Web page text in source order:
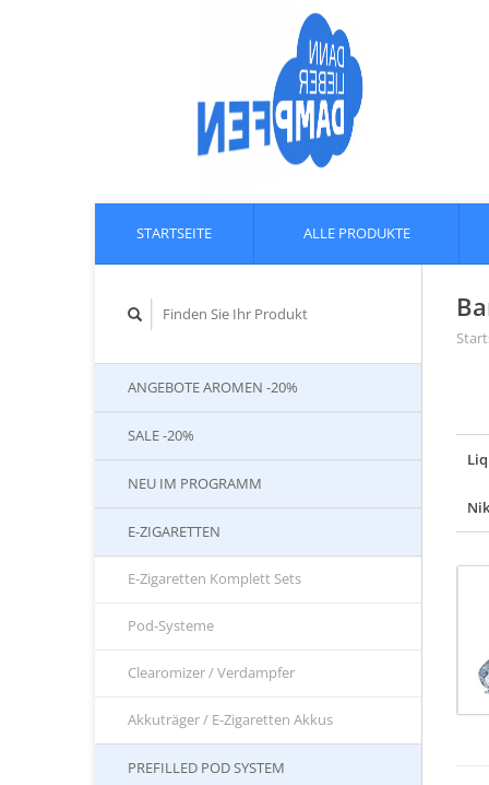
STARTSEITE ALLE PRODUKTE
ANGEBOTE AROMEN -20%
SALE -20%
NEU IM PROGRAMM
E-ZIGARETTEN
E-Zigaretten Komplett Sets
Pod-Systeme
Clearomizer / Verdampfer
Akkuträger / E-Zigaretten Akkus
PREFILLED POD SYSTEM